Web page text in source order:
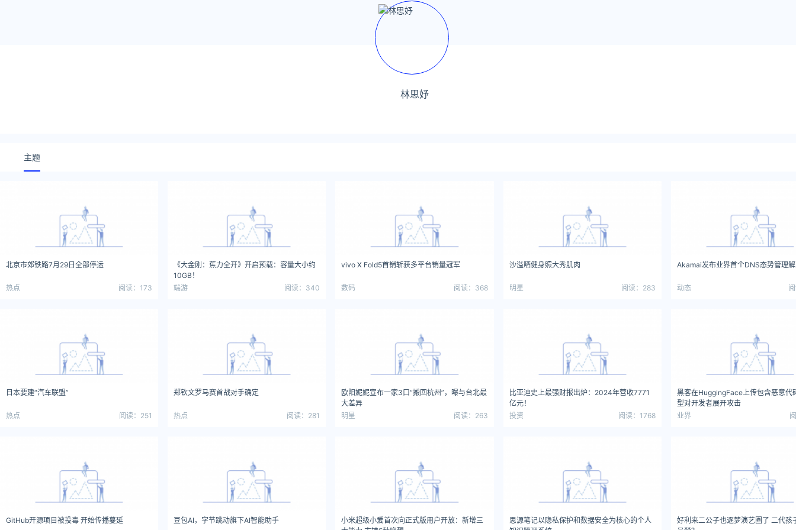
林思妤
主题
北京市郊铁路7月29日全部停运
热点 阅读：173
《大金刚：蕉力全开》开启预载：容量大小约
10GB！
端游
阅读：340
vivo X Fold5首销斩获多平台销量冠军
数码 阅读：368
沙溢晒健身照大秀肌肉
明星 阅读：283
Akamai发布业界首个DNS态势管理
动态
日本要建“汽车联盟”
热点 阅读：251
郑钦文罗马赛首战对手确定
热点 阅读：281
欧阳妮妮宣布一家3口“搬回杭州”，曝与台北最
大差异
明星
阅读：263
比亚迪史上最强财报出炉：2024年营收7771
亿元！
投资
阅读：1768
黑客在HuggingFace上传包含恶意代
型对开发者展开攻击
业界
GitHub开源项目被投毒 开始传播蔓延 豆包AI，字节跳动旗下AI智能助手
小米超级小爱首次向正式版用户开放：新增三
思源笔记以隐私保护和数据安全为核心的个人
好利来二公子也逐梦演艺圈了 二代孩